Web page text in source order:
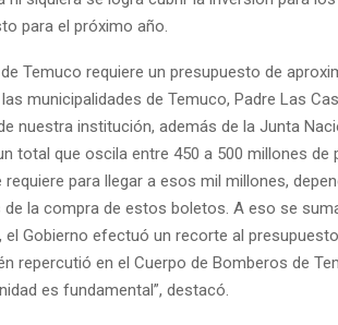
para el próximo año.
Temuco requiere un presupuesto de
municipalidades de Temuco, Padre Las
nuestra institución, además de la Junta
total que oscila entre 450 a 500 millones de
para llegar a esos mil millones,
de la compra de estos boletos. A eso se
el Gobierno efectuó un recorte al
repercutió en el Cuerpo de Bomberos de
es fundamental”, destacó.